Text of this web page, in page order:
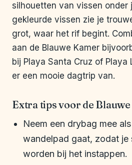
silhouetten van vissen onder
gekleurde vissen zie je
grot, waar het rif begint.
aan de Blauwe Kamer
bij Playa Santa Cruz of Playa
er een mooie dagtrip van.
Extra tips voor de
Neem een drybag mee
wandelpad gaat, zodat je
worden bij het instappen.